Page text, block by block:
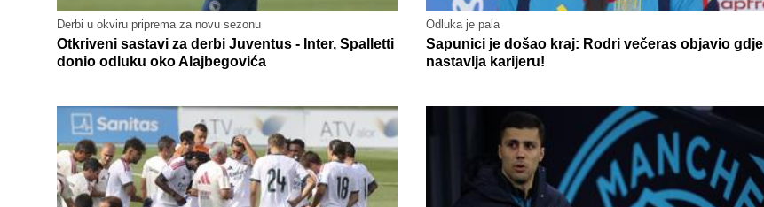
Derbi u okviru priprema za novu sezonu
Otkriveni sastavi za derbi Juventus - Inter, Spalletti
donio odluku oko Alajbegovića
Odluka je pala
Sapunici je došao kraj: Rodri večeras objavio gdje
nastavlja karijeru!